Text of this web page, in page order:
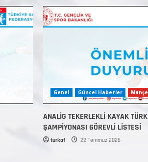
Genel Güncel Haberler
ANALİG TEKERLEKLİ KAYAK
ŞAMPİYONASI GÖREVLİ LİSTESİ
turkaf 22 Temmuz 2026